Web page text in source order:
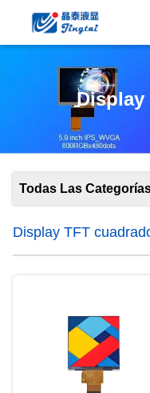
Display
Todas Las
Display TFT